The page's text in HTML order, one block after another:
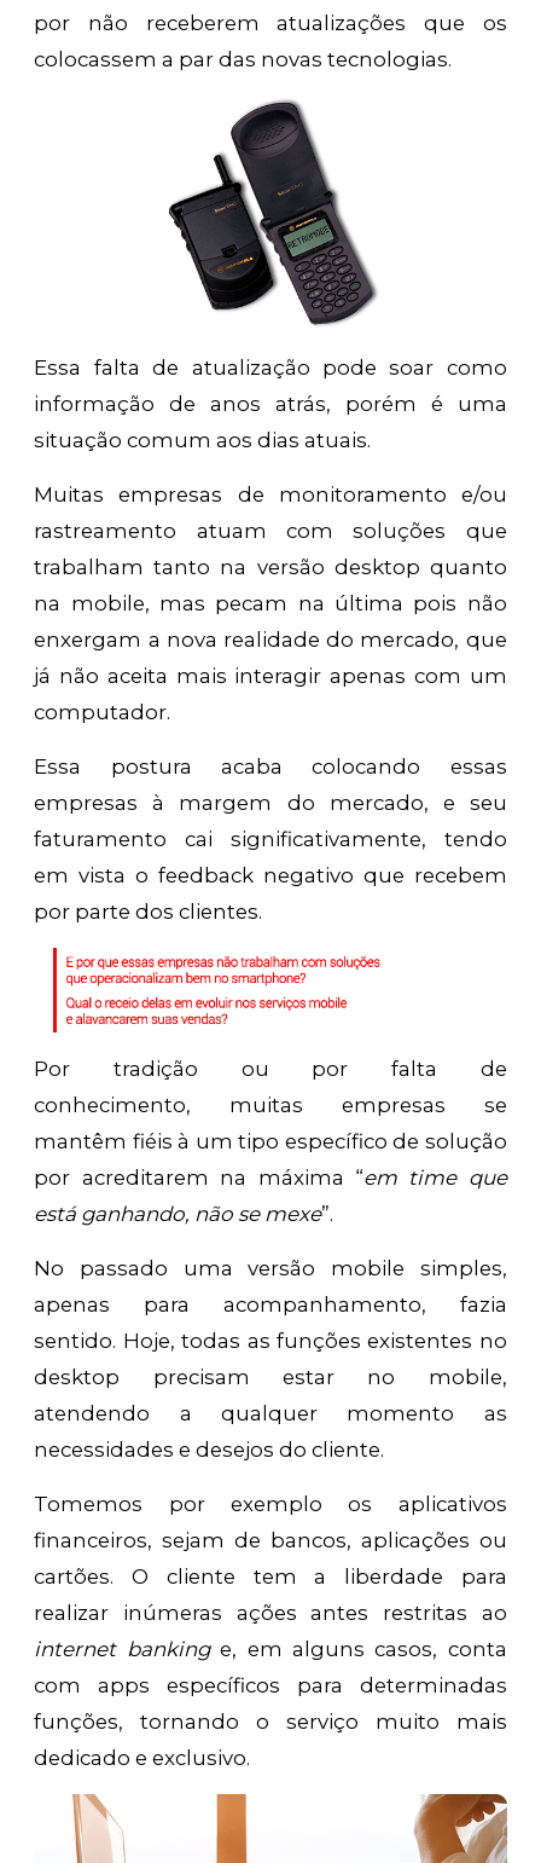
por não receberem atualizações que os
colocassem a par das novas tecnologias.
Essa falta de atualização pode soar como
informação de anos atrás, porém é uma
situação comum aos dias atuais.
Muitas empresas de monitoramento e/ou
rastreamento atuam com soluções que
trabalham tanto na versão desktop quanto
na mobile, mas pecam na última pois não
enxergam a nova realidade do mercado, que
já não aceita mais interagir apenas com um
computador.
Essa postura acaba colocando essas
empresas à margem do mercado, e seu
faturamento cai significativamente, tendo
em vista o feedback negativo que recebem
por parte dos clientes.
Por tradição ou por falta de
conhecimento, muitas empresas se
mantêm fiéis à um tipo específico de solução
por acreditarem na máxima “em time que
está ganhando, não se mexe”.
No passado uma versão mobile simples,
apenas para acompanhamento, fazia
sentido. Hoje, todas as funções existentes no
desktop precisam estar no mobile,
atendendo a qualquer momento as
necessidades e desejos do cliente.
Tomemos por exemplo os aplicativos
financeiros, sejam de bancos, aplicações ou
cartões. O cliente tem a liberdade para
realizar inúmeras ações antes restritas ao
internetbankinge, em alguns casos, conta
com apps específicos para determinadas
funções, tornando o serviço muito mais
dedicado e exclusivo.